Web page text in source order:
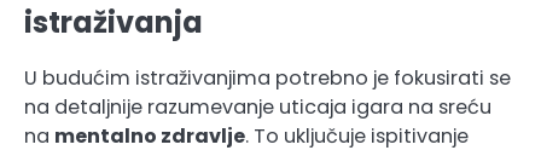
istraživanja
U budućim istraživanjima potrebno je fokusirati se
na detaljnije razumevanje uticaja igara na sreću
na mentalno zdravlje. To uključuje ispitivanje